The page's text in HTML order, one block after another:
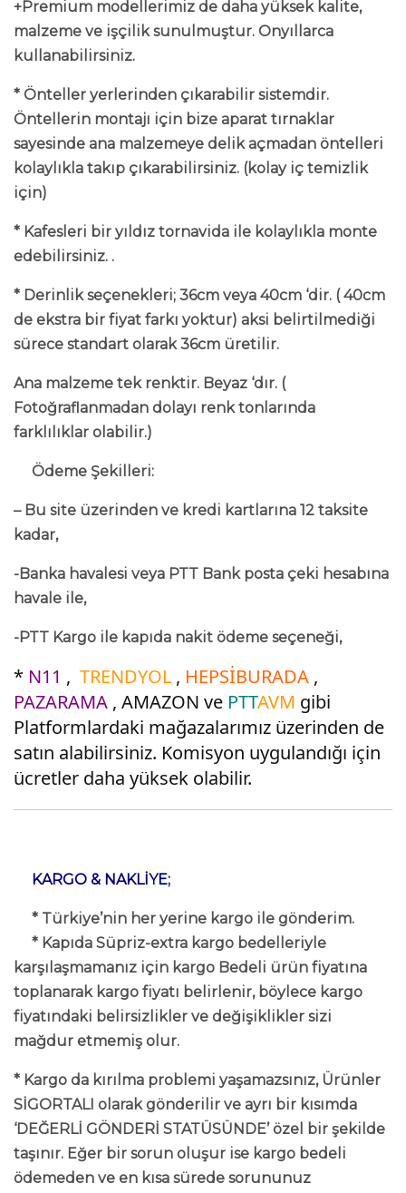
+Premium modellerimiz de daha yüksek kalite,
malzeme ve işçilik sunulmuştur. Onyıllarca
kullanabilirsiniz.
* Önteller yerlerinden çıkarabilir sistemdir.
Öntellerin montajı için bize aparat tırnaklar
sayesinde ana malzemeye delik açmadan öntelleri
kolaylıkla takıp çıkarabilirsiniz. (kolay iç temizlik
için)
* Kafesleri bir yıldız tornavida ile kolaylıkla monte
edebilirsiniz. .
* Derinlik seçenekleri; 36cm veya 40cm ‘dir. ( 40cm
de ekstra bir fiyat farkı yoktur) aksi belirtilmediği
sürece standart olarak 36cm üretilir.
Ana malzeme tek renktir. Beyaz ‘dır. (
Fotoğraflanmadan dolayı renk tonlarında
farklılıklar olabilir.)
Ödeme Şekilleri:
– Bu site üzerinden ve kredi kartlarına 12 taksite
kadar,
-Banka havalesi veya PTT Bank posta çeki hesabına
havale ile,
-PTT Kargo ile kapıda nakit ödeme seçeneği,
* N11 , TRENDYOL , HEPSİBURADA ,
PAZARAMA , AMAZON ve PTTAVM gibi
Platformlardaki mağazalarımız üzerinden de
satın alabilirsiniz. Komisyon uygulandığı için
ücretler daha yüksek olabilir.
KARGO & NAKLİYE;
* Türkiye’nin her yerine kargo ile gönderim.
* Kapıda Süpriz-extra kargo bedelleriyle
karşılaşmamanız için kargo Bedeli ürün fiyatına
toplanarak kargo fiyatı belirlenir, böylece kargo
fiyatındaki belirsizlikler ve değişiklikler sizi
mağdur etmemiş olur.
* Kargo da kırılma problemi yaşamazsınız, Ürünler
SİGORTALI olarak gönderilir ve ayrı bir kısımda
‘DEĞERLİ GÖNDERİ STATÜSÜNDE’ özel bir şekilde
taşınır. Eğer bir sorun oluşur ise kargo bedeli
ödemeden ve en kısa sürede sorununuz